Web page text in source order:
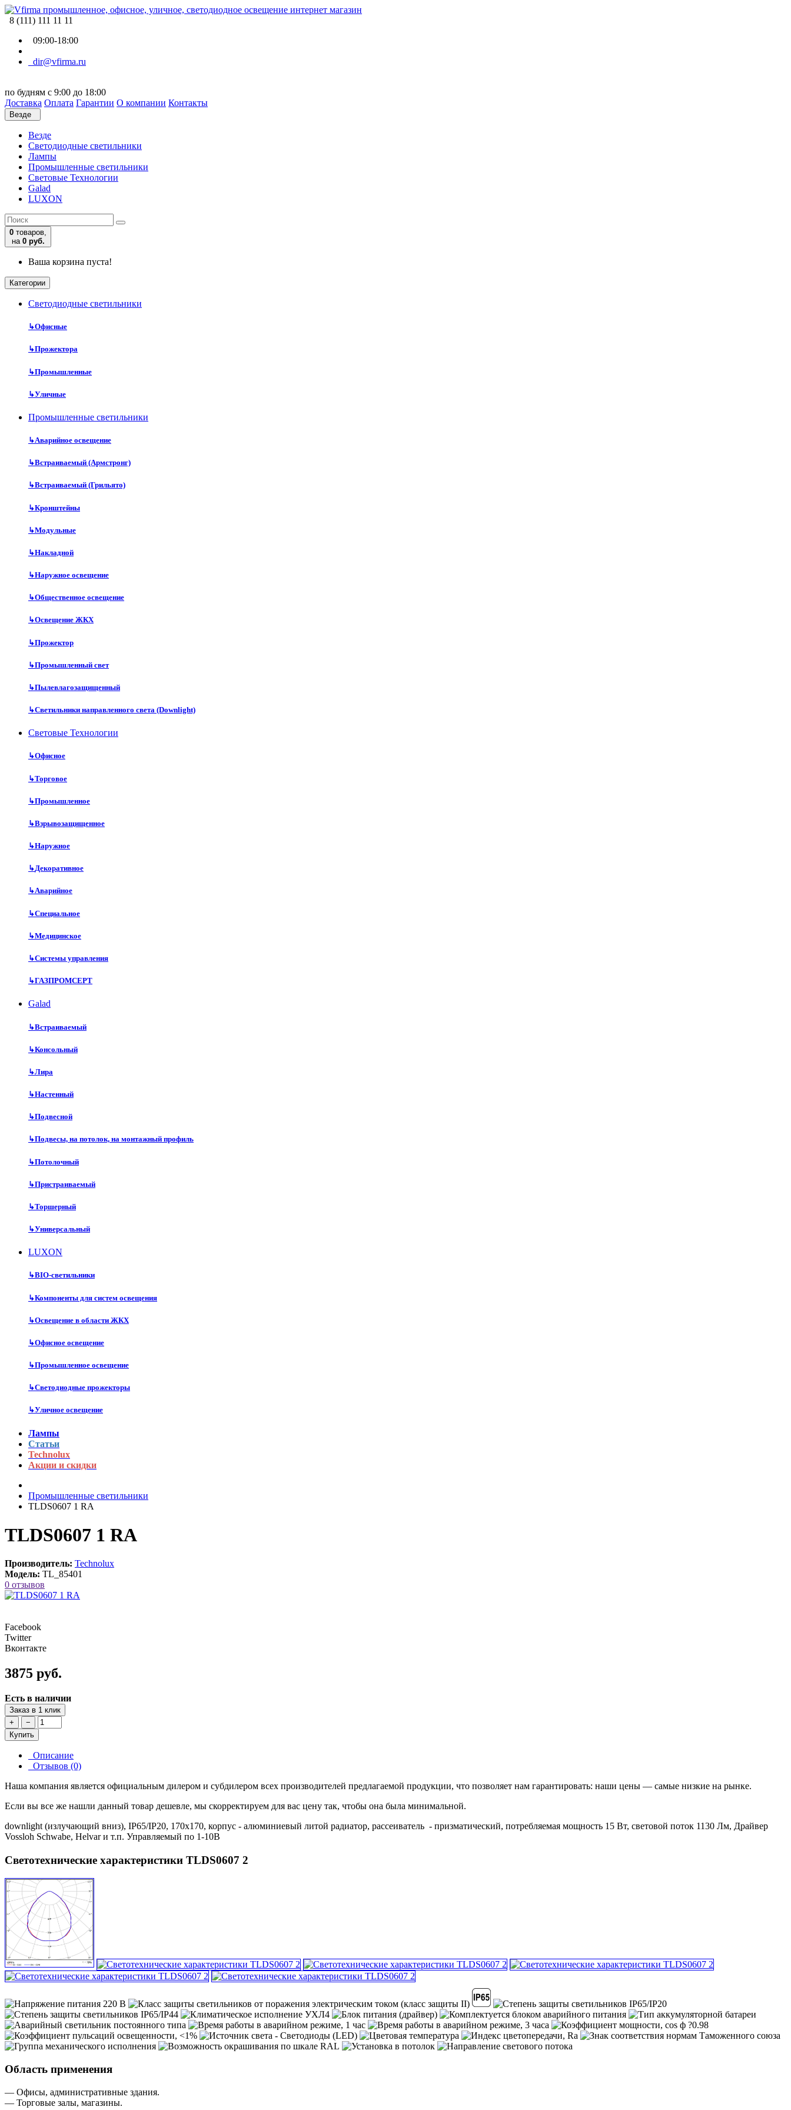
8 (111) 111 11 11
09:00-18:00
dir@vfirma.ru
по будням с 9:00 до 18:00
Доставка Оплата Гарантии О компании Контакты
Везде
Везде
Cветодиодные светильники
Лампы
Промышленные светильники
Световые Технологии
Galad
LUXON
0 товаров,
на 0 руб.
Ваша корзина пуста!
Категории
Cветодиодные светильники
↳Офисные
↳Прожектора
↳Промышленные
↳Уличные
Промышленные светильники
↳Аварийное освещение
↳Встраиваемый (Армстронг)
↳Встраиваемый (Грильято)
↳Кронштейны
↳Модульные
↳Накладной
↳Наружное освещение
↳Общественное освещение
↳Освещение ЖКХ
↳Прожектор
↳Промышленный свет
↳Пылевлагозащищенный
↳Светильники направленного света (Downlight)
Световые Технологии
↳Офисное
↳Торговое
↳Промышленное
↳Взрывозащищенное
↳Наружное
↳Декоративное
↳Аварийное
↳Специальное
↳Медицинское
↳Системы управления
↳ГАЗПРОМСЕРТ
Galad
↳Встраиваемый
↳Консольный
↳Лира
↳Настенный
↳Подвесной
↳Подвесы, на потолок, на монтажный профиль
↳Потолочный
↳Пристраиваемый
↳Торшерный
↳Универсальный
LUXON
↳BIO-светильники
↳Компоненты для систем освещения
↳Освещение в области ЖКХ
↳Офисное освещение
↳Промышленное освещение
↳Светодиодные прожекторы
↳Уличное освещение
Лампы
Статьи
Technolux
Акции и скидки
Промышленные светильники
TLDS0607 1 RA
TLDS0607 1 RA
Производитель: Technolux
Модель: TL_85401
0 отзывов
Facebook
Twitter
Вконтакте
3875 руб.
Есть в наличии
Заказ в 1 клик
+
−
Купить
Описание
Отзывов (0)
Наша компания является официальным дилером и субдилером всех производителей предлагаемой продукции, что позволяет нам гарантировать: наши цены — самые низкие на рынке.
Если вы все же нашли данный товар дешевле, мы скорректируем для вас цену так, чтобы она была минимальной.
downlight (излучающий вниз), IP65/IP20, 170х170, корпус - алюминиевый литой радиатор, рассеиватель - призматический, потребляемая мощность 15 Вт, световой поток 1130 Лм, Драйвер
Vossloh Schwabe, Helvar и т.п. Управляемый по 1-10В
Светотехнические характеристики TLDS0607 2
Область применения
— Офисы, административные здания.
— Торговые залы, магазины.